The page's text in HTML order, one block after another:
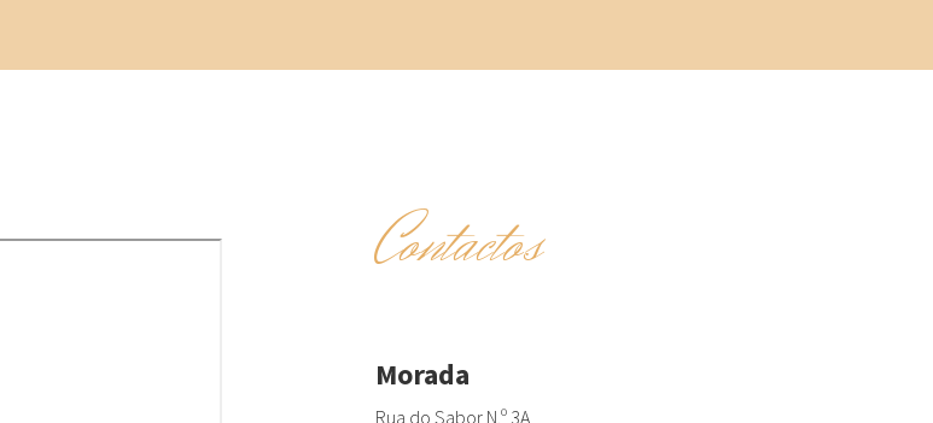
Contactos
Morada
Rua do Sabor N.º 3A